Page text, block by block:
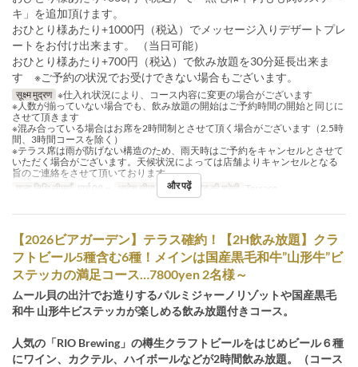
キ」を追加頂けます。
おひとり様あたり+1000円（税込）でメッセージ入りデザートプレ
ートをお付け出来ます。 （当日可能）
おひとり様あたり+700円（税込）で飲み放題を30分延長出来ま
す ※ご予約の状況でお受けできない場合もございます。
सूक्ष्म मुद्रण ※仕入れ状況により、コース内容に変更の場合がございます
※人数が揃っていない場合でも、飲み放題の開始はご予約時間の開始と同じに
させて頂きます
※混み合っている場合はお席を2時間制とさせて頂く場合がございます（2.5時
間、3時間コースを除く）
※テラス席は雨が防げない構造のため、雨天時はご予約をキャンセルとさせて
いただく場合がございます。天候状況によっては店舗よりキャンセルとなる
旨のご連絡をさせて頂いております。
मान्य तिथि सीमाएँ मार्च 09 ~ आदेश सीमा 2 ~ 30 सीट की श्रेणी Terrace
और पढ़ें
【2026ビアガーデン】テラス確約！【2H飲み放題】クラ
フトビール5種含む6種！メインは国産黒毛和牛”山形牛”ビ
ステッカの満足コース…7800yen 2名様～
ムール貝の出汁でお造りするパルミジャーノリゾットや国産黒毛
和牛 山形牛ビステッカが楽しめる飲み放題付きコース。
人気の「RIO Brewing」の樽生クラフトビールをはじめビール６種
にワイン、カクテル、ハイボールなどが2時間飲み放題。（コース